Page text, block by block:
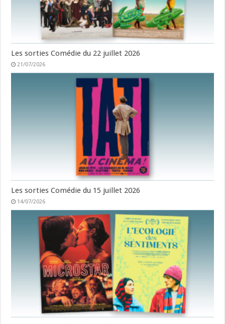
Les sorties Comédie du 22 juillet 2026
21/07/2026
Les sorties Comédie du 15 juillet 2026
14/07/2026